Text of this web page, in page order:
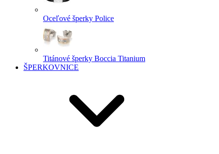
Oceľové šperky Police
Titánové šperky Boccia Titanium
ŠPERKOVNICE